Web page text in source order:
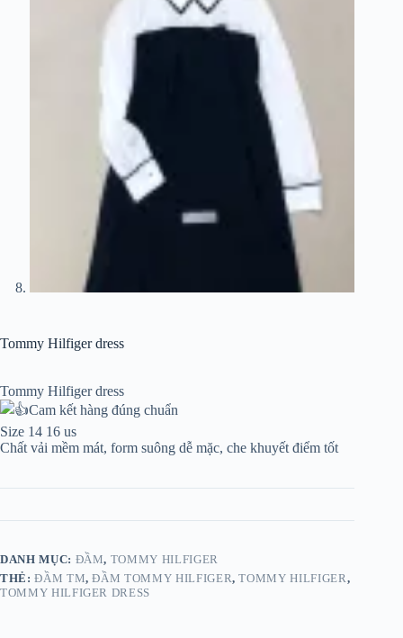
Tommy Hilfiger dress
Tommy Hilfiger dress
Cam kết hàng đúng chuẩn
Size 14 16 us
Chất vải mềm mát, form suông dễ mặc, che khuyết điểm tốt
DANH MỤC: ĐẦM, TOMMY HILFIGER
THẺ:ĐẦM TM,ĐẦM TOMMY HILFIGER,TOMMY HILFIGER,
TOMMY HILFIGER DRESS